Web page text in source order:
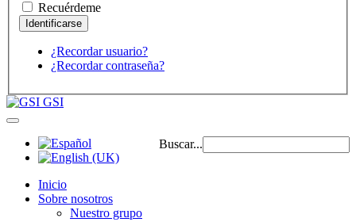
Recuérdeme
¿Recordar usuario?
¿Recordar contraseña?
GSI
Buscar...
Inicio
Sobre nosotros
Nuestro grupo